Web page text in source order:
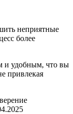
неприятные
более
и удобным, что вы
привлекая